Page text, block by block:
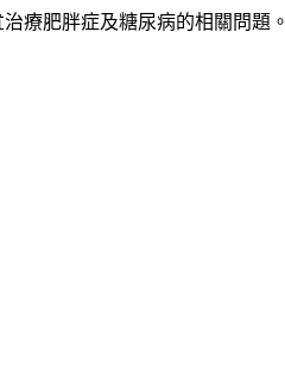
療肥胖症及糖尿病的相關問題。